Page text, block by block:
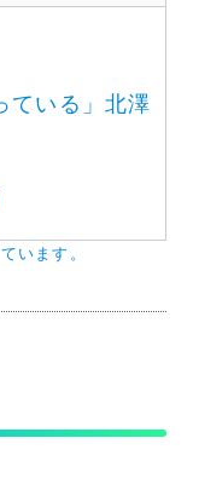
ている」北澤
います。